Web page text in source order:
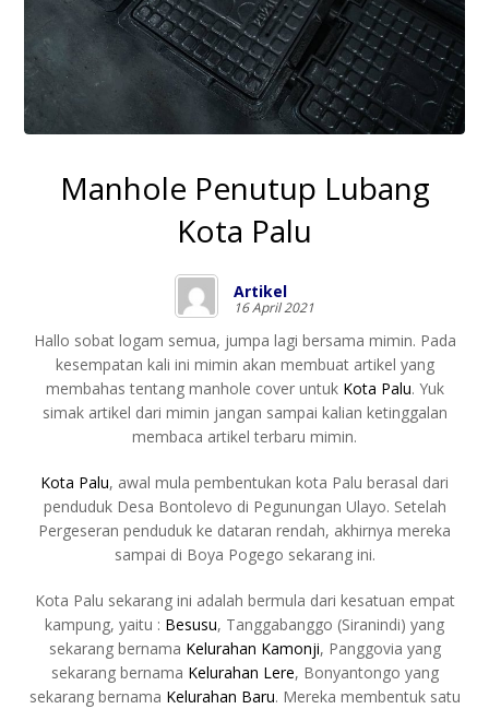
Manhole Penutup Lubang
Kota Palu
Artikel
16 April 2021
Hallo sobat logam semua, jumpa lagi bersama mimin. Pada
kesempatan kali ini mimin akan membuat artikel yang
membahas tentang manhole cover untuk Kota Palu. Yuk
simak artikel dari mimin jangan sampai kalian ketinggalan
membaca artikel terbaru mimin.
Kota Palu, awal mula pembentukan kota Palu berasal dari
penduduk Desa Bontolevo di Pegunungan Ulayo. Setelah
Pergeseran penduduk ke dataran rendah, akhirnya mereka
sampai di Boya Pogego sekarang ini.
Kota Palu sekarang ini adalah bermula dari kesatuan empat
kampung, yaitu : Besusu, Tanggabanggo (Siranindi) yang
sekarang bernama Kelurahan Kamonji, Panggovia yang
sekarang bernama Kelurahan Lere, Bonyantongo yang
sekarang bernama Kelurahan Baru. Mereka membentuk satu